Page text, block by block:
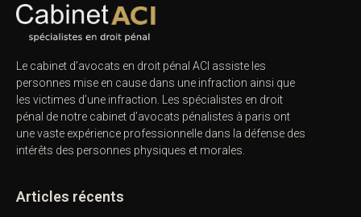
Le cabinet d’avocats en droit pénal ACI assiste les
personnes mise en cause dans une infraction ainsi que
les victimes d’une infraction. Les spécialistes en droit
pénal de notre cabinet d’avocats pénalistes à paris ont
une vaste expérience professionnelle dans la défense des
intérêts des personnes physiques et morales.
Articles récents